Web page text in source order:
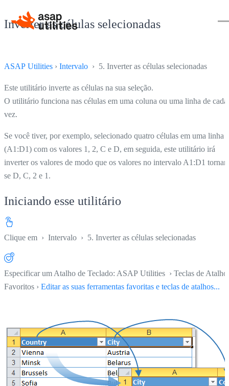
Inverter as células selecionadas
ASAP Utilities › Intervalo › 5. Inverter as células selecionadas
Este utilitário inverte as células na sua seleção.
O utilitário funciona nas células em uma coluna ou uma linha de cada
vez.
Se você tiver, por exemplo, selecionado quatro células em uma linha
(A1:D1) com os valores 1, 2, C e D, em seguida, este utilitário irá
inverter os valores de modo que os valores no intervalo A1:D1
se D, C, 2 e 1.
Iniciando esse utilitário
Clique em › Intervalo › 5. Inverter as células selecionadas
Especificar um Atalho de Teclado: ASAP Utilities › Teclas de Atalho
Favoritos › Editar as suas ferramentas favoritas e teclas de atalhos...